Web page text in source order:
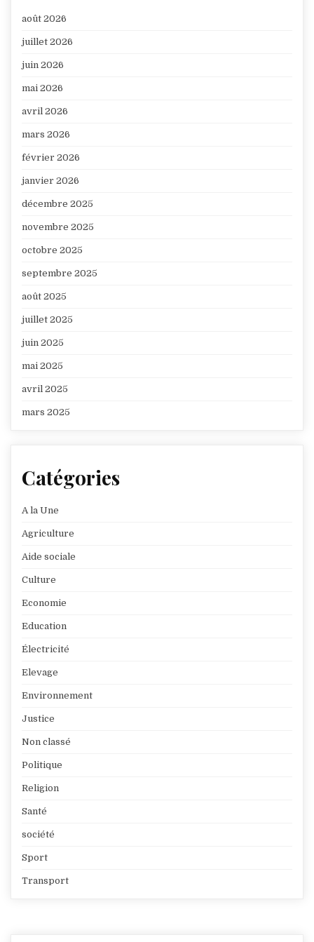
août 2026
juillet 2026
juin 2026
mai 2026
avril 2026
mars 2026
février 2026
janvier 2026
décembre 2025
novembre 2025
octobre 2025
septembre 2025
août 2025
juillet 2025
juin 2025
mai 2025
avril 2025
mars 2025
Catégories
A la Une
Agriculture
Aide sociale
Culture
Economie
Education
Électricité
Elevage
Environnement
Justice
Non classé
Politique
Religion
Santé
société
Sport
Transport